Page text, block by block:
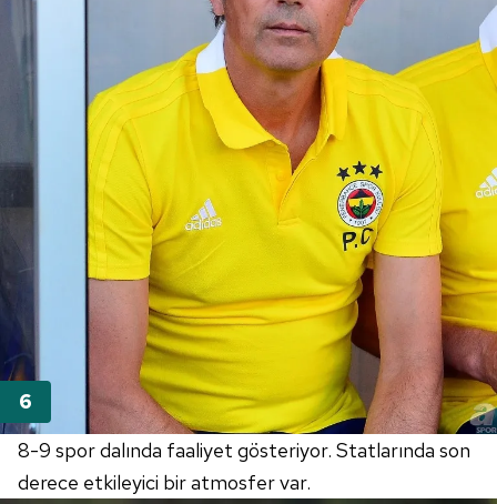
8-9 spor dalında faaliyet gösteriyor. Statlarında son
derece etkileyici bir atmosfer var.